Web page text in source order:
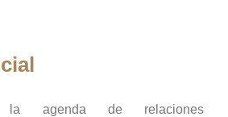
la agenda de relaciones